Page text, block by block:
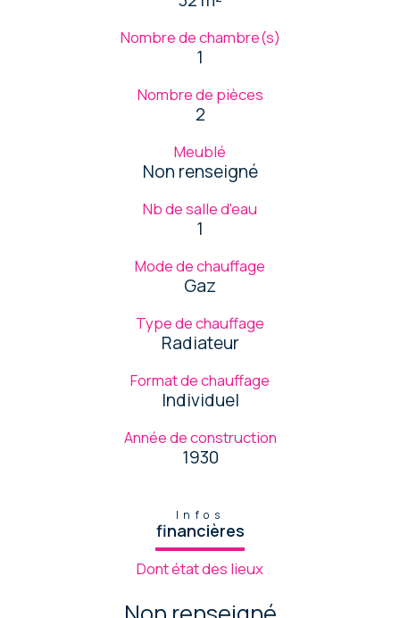
Nombre de chambre(s)
1
Nombre de pièces
2
Meublé
Non renseigné
Nb de salle d'eau
1
Mode de chauffage
Gaz
Type de chauffage
Radiateur
Format de chauffage
Individuel
Année de construction
1930
Infos
financières
Dont état des lieux